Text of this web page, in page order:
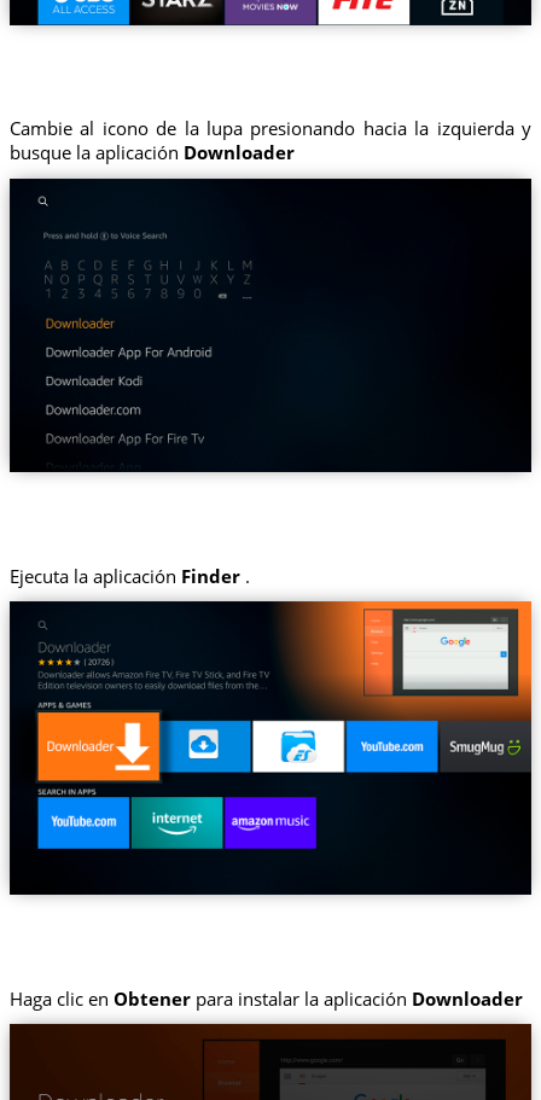
Cambie al icono de la lupa presionando hacia la izquierda y
busque la aplicación Downloader
Ejecuta la aplicación Finder.
Haga clic en Obtenerpara instalar la aplicación Downloader